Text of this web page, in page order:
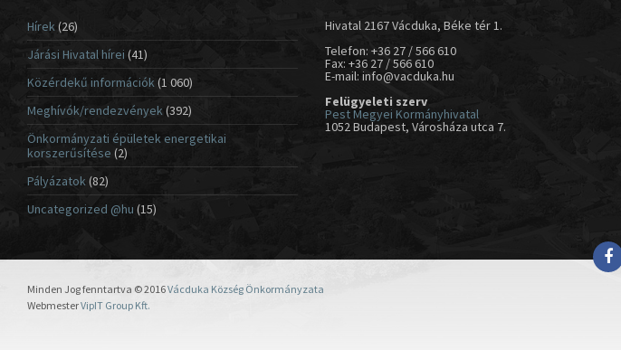
Hírek (26)
Járási Hivatal hírei (41)
Közérdekű információk(1 060)
Meghívók/rendezvények(392)
Önkormányzati épületek energetikai
korszerűsítése (2)
Pályázatok(82)
Uncategorized @hu (15)
Hivatal 2167 Vácduka, Béke tér 1.
Telefon: +36 27 / 566 610
Fax: +36 27 / 566 610
E-mail: info@vacduka.hu
Felügyeleti szerv
Pest Megyei Kormányhivatal
1052 Budapest, Városháza utca 7.
Minden Jog fenntartva © 2016Vácduka Község Önkormányzata
WebmesterVipIT Group Kft.